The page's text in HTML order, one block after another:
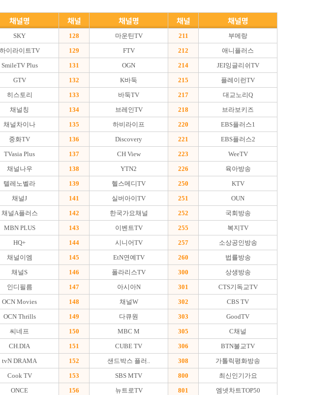
채널명 채널 채널명 채널 채널명
SKY 128 마운틴TV 211
부메랑
하이라이트TV 129 FTV 212
애니플러스
SmileTV Plus 131 OGN 214
JEI잉글리쉬TV
GTV 132 K바둑 215
플레이런TV
히스토리 133 바둑TV 217
대교노리Q
채널칭 134 브레인TV 218
브라보키즈
채널차이나 135 하비라이프 220
EBS플러스1
중화TV 136 Discovery 221
EBS플러스2
TVasia Plus 137 CH View 223
WeeTV
채널나우 138 YTN2 226
육아방송
텔레노벨라 139 헬스메디TV 250
KTV
채널J 141 실버아이TV 251
OUN
채널A플러스 142 한국가요채널 252
국회방송
MBN PLUS 143 이벤트TV 255
복지TV
HQ+ 144 시니어TV 257
소상공인방송
채널이엠 145 EtN연예TV 260
법률방송
채널S 146 폴라리스TV 300
상생방송
인디필름 147 아시아N 301
CTS기독교TV
OCN Movies 148 채널W 302
CBS TV
OCN Thrills 149 다큐원 303
GoodTV
씨네프 150 MBC M 305
C채널
CH.DIA 151 CUBE TV 306
BTN불교TV
tvN DRAMA 152 샌드박스 플러.. 308
가톨릭평화방송
Cook TV 153 SBS MTV 800
최신인기가요
ONCE 156 뉴트로TV 801
엠넷차트TOP50